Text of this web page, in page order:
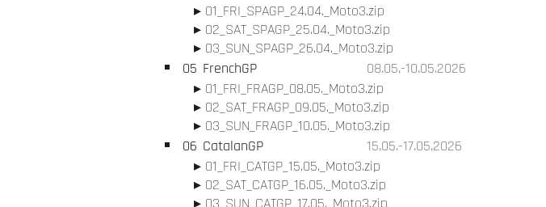
01_FRI_SPAGP_24.04._Moto3.zip
02_SAT_SPAGP_25.04._Moto3.zip
03_SUN_SPAGP_26.04._Moto3.zip
05 FrenchGP
08.05.-10.05.2026
01_FRI_FRAGP_08.05._Moto3.zip
02_SAT_FRAGP_09.05._Moto3.zip
03_SUN_FRAGP_10.05._Moto3.zip
06 CatalanGP
15.05.-17.05.2026
01_FRI_CATGP_15.05._Moto3.zip
02_SAT_CATGP_16.05._Moto3.zip